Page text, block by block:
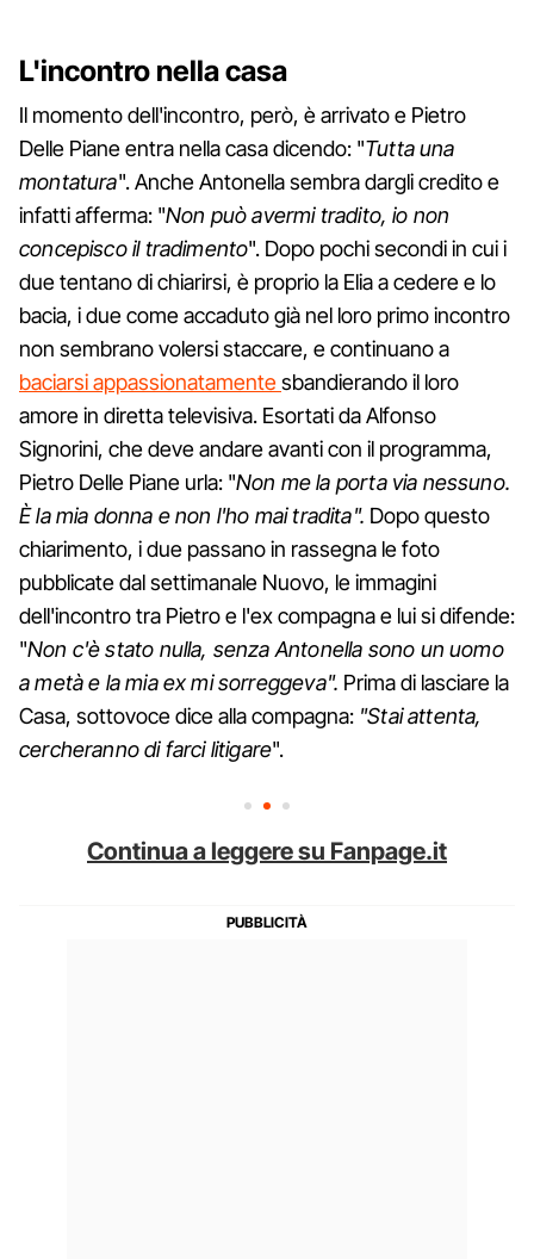
L'incontro nella casa
Il momento dell'incontro, però, è arrivato e Pietro
Delle Piane entra nella casa dicendo: "Tutta una
montatura". Anche Antonella sembra dargli credito e
infatti afferma: "Non può avermi tradito, io non
concepisco il tradimento". Dopo pochi secondi in cui i
due tentano di chiarirsi, è proprio la Elia a cedere e lo
bacia, i due come accaduto già nel loro primo incontro
non sembrano volersi staccare, e continuano a
baciarsi appassionatamentesbandierando il loro
amore in diretta televisiva. Esortati da Alfonso
Signorini, che deve andare avanti con il programma,
Pietro Delle Piane urla: "Non me la porta via nessuno.
È la mia donna e non l'ho mai tradita". Dopo questo
chiarimento, i due passano in rassegna le foto
pubblicate dal settimanale Nuovo, le immagini
dell'incontro tra Pietro e l'ex compagna e lui si difende:
"Non c'è stato nulla, senza Antonella sono un uomo
a metà e la mia ex mi sorreggeva". Prima di lasciare la
Casa, sottovoce dice alla compagna: "Stai attenta,
cercheranno di farci litigare".
Continua a leggere su Fanpage.it